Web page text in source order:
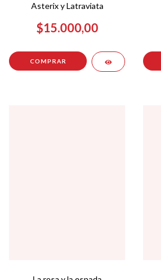
Asterix y Latraviata
$15.000,00